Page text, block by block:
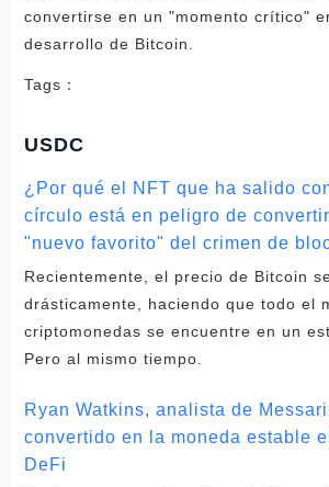
convertirse en un "momento crítico"
desarrollo de Bitcoin.
Tags：
USDC
¿Por qué el NFT que ha salido
círculo está en peligro de
"nuevo favorito" del crimen de
Recientemente, el precio de Bitcoin
drásticamente, haciendo que todo el
criptomonedas se encuentre en un
Pero al mismo tiempo.
Ryan Watkins, analista de
convertido en la moneda estable
DeFi